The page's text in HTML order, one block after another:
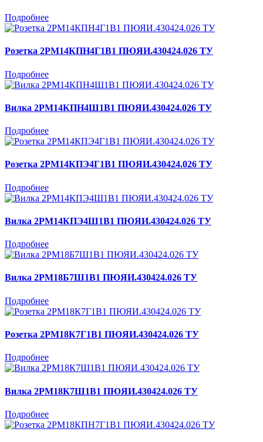
Подробнее
Розетка 2РМ14КПН4Г1В1 ПЮЯИ.430424.026 ТУ
Подробнее
Вилка 2РМ14КПН4Ш1В1 ПЮЯИ.430424.026 ТУ
Подробнее
Розетка 2РМ14КПЭ4Г1В1 ПЮЯИ.430424.026 ТУ
Подробнее
Вилка 2РМ14КПЭ4Ш1В1 ПЮЯИ.430424.026 ТУ
Подробнее
Вилка 2РМ18Б7Ш1В1 ПЮЯИ.430424.026 ТУ
Подробнее
Розетка 2РМ18К7Г1В1 ПЮЯИ.430424.026 ТУ
Подробнее
Вилка 2РМ18К7Ш1В1 ПЮЯИ.430424.026 ТУ
Подробнее